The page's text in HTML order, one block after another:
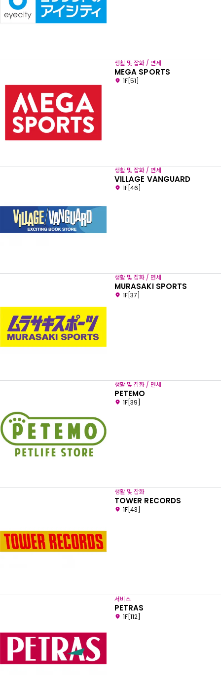
생활 및 잡화 / 면세
MEGA SPORTS
1F[51]
생활 및 잡화 / 면세
VILLAGE VANGUARD
1F[46]
생활 및 잡화 / 면세
MURASAKI SPORTS
1F[37]
생활 및 잡화 / 면세
PETEMO
1F[39]
생활 및 잡화
TOWER RECORDS
1F[43]
서비스
PETRAS
1F[112]